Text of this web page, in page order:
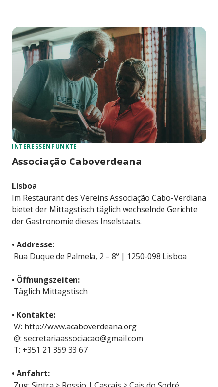
INTERESSENPUNKTE
Associação Caboverdeana
Lisboa
Im Restaurant des Vereins Associação Cabo-Verdiana
bietet der Mittagstisch täglich wechselnde Gerichte
der Gastronomie dieses Inselstaats.
• Addresse:
Rua Duque de Palmela, 2 – 8º | 1250-098 Lisboa
• Öffnungszeiten:
Täglich Mittagstisch
• Kontakte:
W: http://www.acaboverdeana.org
@: secretariaassociacao@gmail.com
T: +351 21 359 33 67
• Anfahrt:
Zug: Sintra > Rossio | Cascais > Cais do Sodré